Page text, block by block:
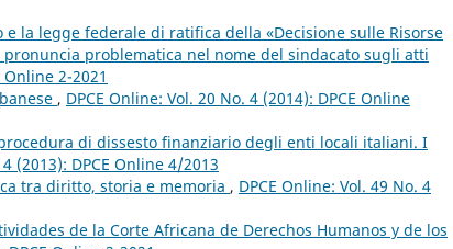
la legge federale di ratifica della «Decisione sulle Risorse
problematica nel nome del sindacato sugli atti
Online 2-2021
, DPCE Online: Vol. 20 No. 4 (2014): DPCE Online
di dissesto finanziario degli enti locali italiani. I
(2013): DPCE Online 4/2013
tra diritto, storia e memoria , DPCE Online: Vol. 49 No. 4
de la Corte Africana de Derechos Humanos y de los